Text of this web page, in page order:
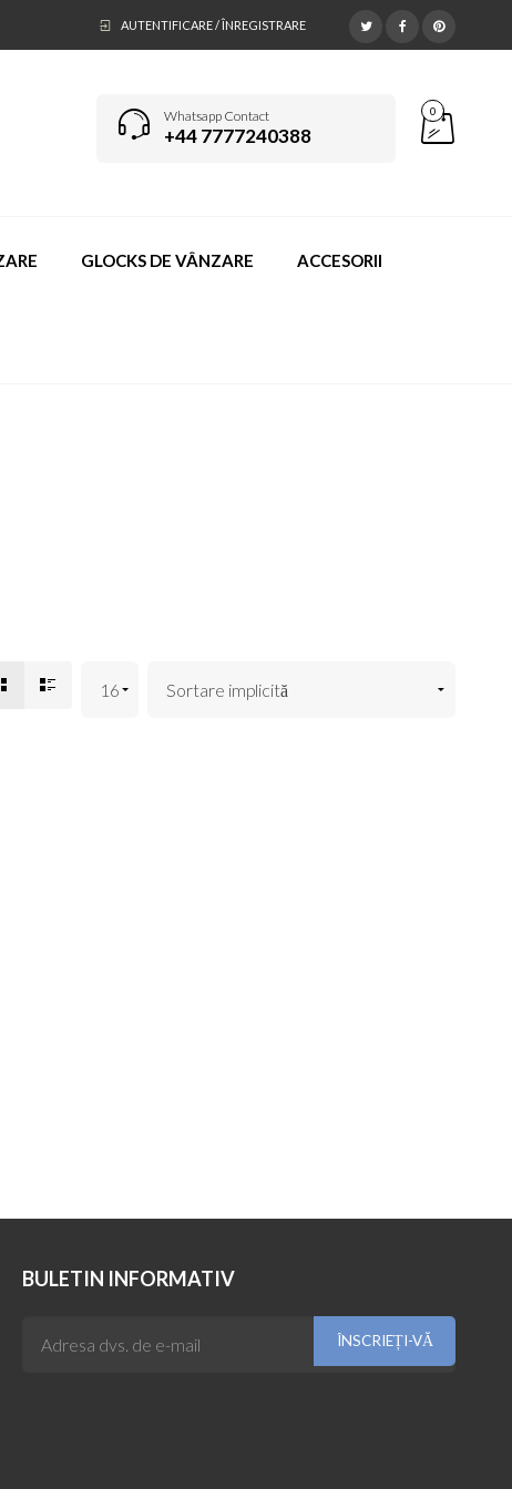
AUTENTIFICARE / ÎNREGISTRARE
Whatsapp Contact
+44 7777240388
0
GLOCKS DE VÂNZARE ACCESORII
BULETIN INFORMATIV